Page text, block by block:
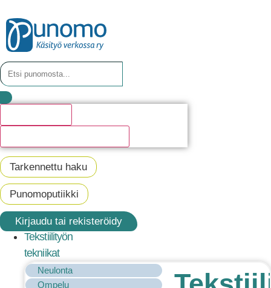
Tarkennettu haku
Punomoputiikki
Kirjaudu tai rekisteröidy
Tekstiilityön
tekniikat
Neulonta
Ompelu